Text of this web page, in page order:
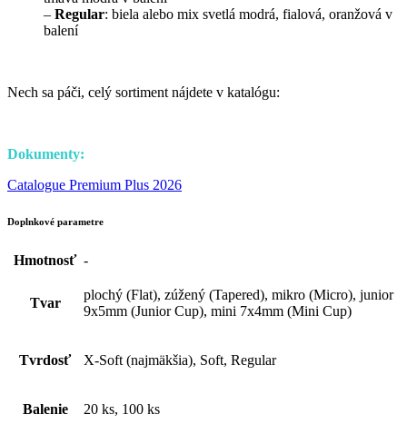
– Regular: biela alebo mix svetlá modrá, fialová, oranžová v
balení
Nech sa páči, celý sortiment nájdete v katalógu:
Dokumenty:
Catalogue Premium Plus 2026
Doplnkové parametre
Hmotnosť -
Tvar
plochý (Flat), zúžený (Tapered), mikro (Micro), junior
9x5mm (Junior Cup), mini 7x4mm (Mini Cup)
Tvrdosť X-Soft (najmäkšia), Soft, Regular
Balenie 20 ks, 100 ks